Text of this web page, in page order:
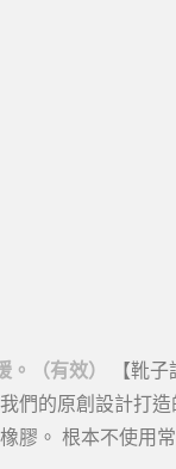
（有效）
【靴
們的原創設計打
膠。 根本不使用